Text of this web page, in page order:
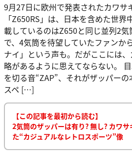
9月27日に欧州で発表されたカワサ
「Z650RS」は、日本を含めた世
載しているのはZ650と同じ並列2
で、4気筒を待望していたファンか
ナイ」という声も。だがここには
略があるように思えてならない。
を切る音“ZAP”、それがザッパー
スペ […]
【この記事を最初から読む】
2気筒のザッパーは有り? 無し? カワ
た“カジュアルなレトロスポーツ”像